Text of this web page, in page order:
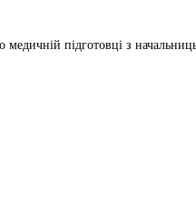
підготовці з